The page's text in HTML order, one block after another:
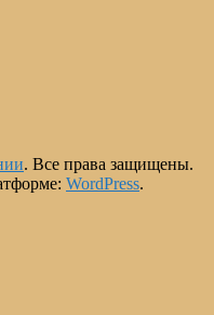
. Все права защищены.
WordPress.